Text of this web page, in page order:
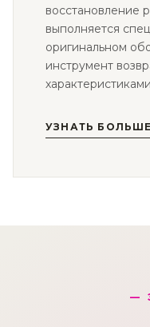
восстановление
выполняется
оригинальном
инструмент
УЗНАТЬ БОЛЬШЕ
—